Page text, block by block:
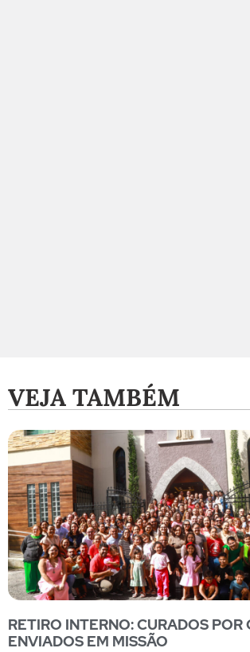
VEJA TAMBÉM
RETIRO INTERNO: CURADOS POR
ENVIADOS EM MISSÃO